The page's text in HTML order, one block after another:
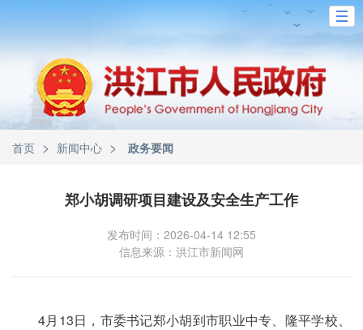
首页 > 新闻中心 > 政务要闻
郑小胡调研项目建设及安全生产工作
发布时间：2026-04-14 12:55
信息来源：洪江市新闻网
4月13日，市委书记郑小胡到市职业中专、隆平学校、